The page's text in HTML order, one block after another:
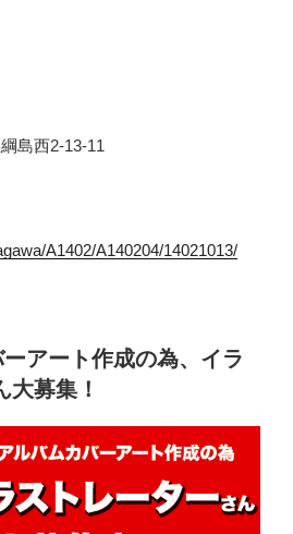
島西2-13-11
A1402/A140204/14021013/
アート作成の為、イラ
大募集！